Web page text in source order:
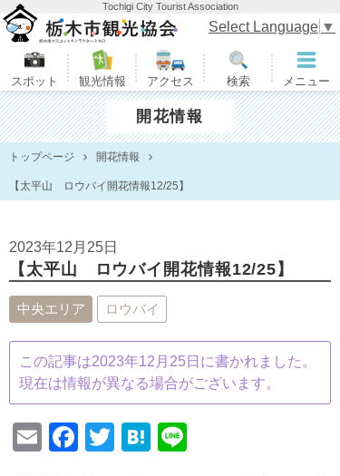
Tochigi City Tourist Association
栃木市観光協会
スポット 観光情報 アクセス 検索 メニュー
Select Language ▼
開花情報
トップページ 開花情報
【太平山 ロウバイ開花情報12/25】
2023年12月25日
【太平山 ロウバイ開花情報12/25】
中央エリア ロウバイ
この記事は2023年12月25日に書かれました。
現在は情報が異なる場合がございます。
E
F
T
H